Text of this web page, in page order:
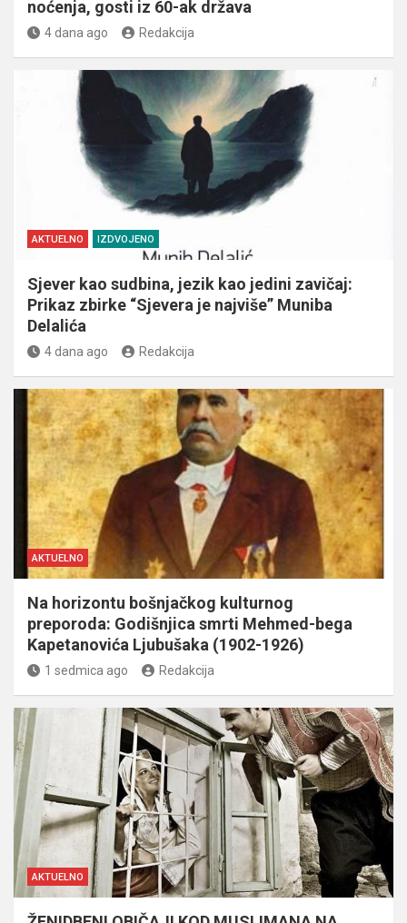
noćenja, gosti iz 60-ak država
4 dana ago Redakcija
AKTUELNO IZDVOJENO
Sjever kao sudbina, jezik kao jedini zavičaj:
Prikaz zbirke “Sjevera je najviše” Muniba
Delalića
4 dana ago Redakcija
AKTUELNO
Na horizontu bošnjačkog kulturnog
preporoda: Godišnjica smrti Mehmed-bega
Kapetanovića Ljubušaka (1902-1926)
1 sedmica ago Redakcija
AKTUELNO